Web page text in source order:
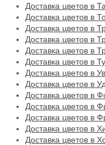
Доставка цветов в
Доставка цветов в
Доставка цветов в
Доставка цветов в
Доставка цветов в
Доставка цветов в
Доставка цветов в
Доставка цветов в
Доставка цветов в
Доставка цветов в
Доставка цветов в
Доставка цветов в
Доставка цветов в